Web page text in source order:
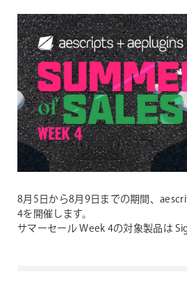
8月5日から8月9日までの期間、
4を開催します。
サマーセール Week 4の対象製品は